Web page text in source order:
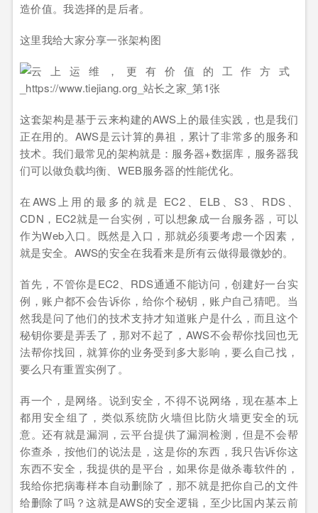
造价值。我选择的是后者。
这里我给大家分享一张架构图
这套架构是基于云来构建的AWS上的最佳实践，也是我们
正在用的。AWS是云计算的鼻祖，累计了非常多的服务和
技术。我们最常见的架构就是：服务器+数据库，服务器我
们可以做负载均衡、WEB服务器的性能优化。
在AWS上用的最多的就是 EC2、ELB、S3、RDS、
CDN，EC2就是一台实例，可以想象成一台服务器，可以
作为Web入口。既然是入口，那就必须要考虑一个因素，
就是安全。AWS的安全在我看来是所有云做得最微妙的。
首先，不管你是EC2、RDS通通不能访问，创建好一台实
例，账户都不会告诉你，给你个秘钥，账户自己猜吧。当
然我是问了他们的技术支持才知道账户是什么，而且这个
秘钥你要是弄丢了，那对不起了，AWS不会帮你找回也无
法帮你找回，就算你的业务受到多大影响，要么自己找，
要么只有重置实例了。
再一个，是网络。说到安全，不得不说网络，现在基本上
都用安全组了，类似系统防火墙但比防火墙更安全的玩
意。还有就是漏洞，云平台提供了漏洞检测，但是不会帮
你查杀，按他们的说法是，这是你的东西，我只告诉你这
东西不安全，我提供的是平台，如果你是做杀毒软件的，
我给你把病毒样本自动删除了，那不就是把你自己的文件
给删除了吗？这就是AWS的安全逻辑，至少比国内某云前